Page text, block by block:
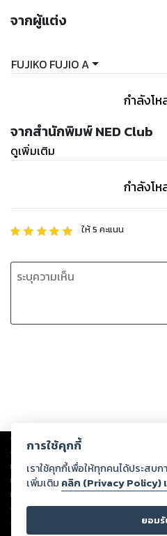
จากผู้แต่ง
FUJIKO FUJIO A
กำลังโห
จากสำนักพิมพ์ NED Club
ดูเพิ่มเติม
กำลังโห
ให้5 คะแนน
Copyright © 2026
ต่อผลงานหรือเนื้อหาใดที่อัปโหลดผ่านเว็บไ
ทรัพย์สินทางปัญญาของบุคคลอื่นหรือขัดต่
ทุกท่านโปรดใช้วิจารณญาณในการกลั่นกร
หนึ่งส่วนใดขัดต่อกฎหมายและศีลธรรม กรุ
ดำเนินการในทันที ทั้งนี้ ทางสตอรี่ล็อกข
ลิขสิทธิ์ พ.ศ. 2537 (ฉบับล่าสุด)
การใช้คุกกี้
เราใช้คุกกี้เพื่อให้ทุกคนได้ประสบ
เพิ่มเติม คลิก (Privacy Policy)
ยอมรั